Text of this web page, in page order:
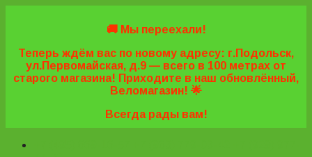
🚚 Мы переехали!
Теперь ждём вас по новому адресу: г.Подольск,
ул.Первомайская, д.9 — всего в 100 метрах от
старого магазина! Приходите в наш обновлённый,
Веломагазин! 🌟
Всегда рады вам!